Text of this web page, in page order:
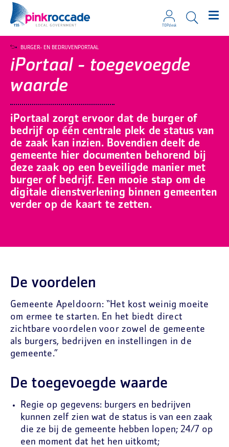
TOPdesk
iPortaal - toegevoegde
waarde
iPortaal zorgt ervoor dat de burger of
bedrijf op één centrale plek de status van
de zaak kan inzien. Bovendien deelt de
gemeente hier documenten behorend bij
deze zaak op een beveiligde manier met
burger of bedrijf. Een mooie stap om de
digitale dienstverlening binnen gemeenten
verder op de kaart te zetten.
BURGER- EN BEDRIJVENPORTAAL
De voordelen
Gemeente Apeldoorn: “Het kost weinig moeite
om ermee te starten. En het biedt direct
zichtbare voordelen voor zowel de gemeente
als burgers, bedrijven en instellingen in de
gemeente.”
De toegevoegde waarde
Regie op gegevens: burgers en bedrijven
kunnen zelf zien wat de status is van een zaak
die ze bij de gemeente hebben lopen; 24/7 op
een moment dat het hen uitkomt;